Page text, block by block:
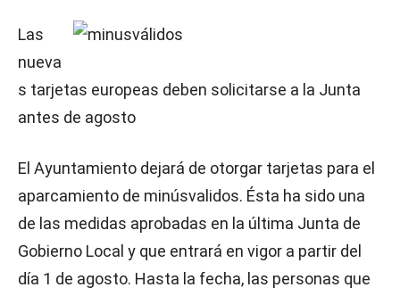
Las
nueva
s tarjetas europeas deben solicitarse a la Junta
antes de agosto
El Ayuntamiento dejará de otorgar tarjetas para el
aparcamiento de minúsvalidos. Ésta ha sido una
de las medidas aprobadas en la última Junta de
Gobierno Local y que entrará en vigor a partir del
día 1 de agosto. Hasta la fecha, las personas que